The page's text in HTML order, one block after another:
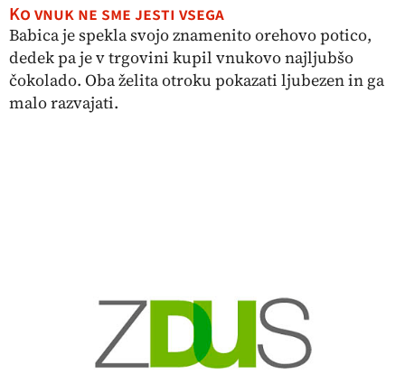
Ko vnuk ne sme jesti vsega
Babica je spekla svojo znamenito orehovo potico,
dedek pa je v trgovini kupil vnukovo najljubšo
čokolado. Oba želita otroku pokazati ljubezen in ga
malo razvajati.